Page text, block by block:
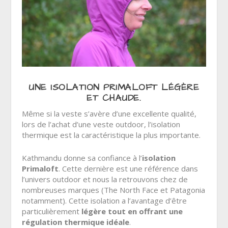
UNE ISOLATION PRIMALOFT LÉGÈRE
ET CHAUDE.
Même si la veste s’avère d’une excellente qualité,
lors de l’achat d’une veste outdoor, l’isolation
thermique est la caractéristique la plus importante.
Kathmandu donne sa confiance à l’isolation
Primaloft. Cette dernière est une référence dans
l’univers outdoor et nous la retrouvons chez de
nombreuses marques (The North Face et Patagonia
notamment). Cette isolation a l’avantage d’être
particulièrement légère tout en offrant une
régulation thermique idéale.